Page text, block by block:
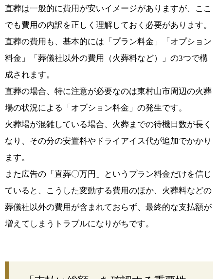
直葬は一般的に費用が安いイメージがありますが、ここ
でも費用の内訳を正しく理解しておく必要があります。
直葬の費用も、基本的には「プラン料金」「オプション
料金」「葬儀社以外の費用（火葬料など）」の3つで構
成されます。
直葬の場合、特に注意が必要なのは東村山市周辺の火葬
場の状況による「オプション料金」の発生です。
火葬場が混雑している場合、火葬までの待機日数が長く
なり、その分の安置料やドライアイス代が追加でかかり
ます。
また広告の「直葬〇万円」というプラン料金だけを信じ
ていると、こうした変動する費用のほか、火葬料などの
葬儀社以外の費用が含まれておらず、最終的な支払額が
増えてしまうトラブルになりがちです。